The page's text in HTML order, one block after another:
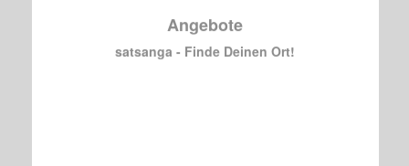
Angebote
satsanga - Finde Deinen Ort!
Wir halten ein umfangreiches Angebot für dich
bereit